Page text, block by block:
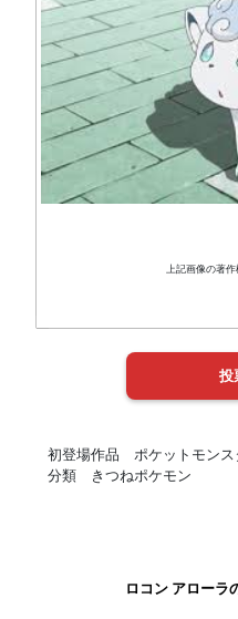
上記画像の著作
初登場作品 ポケットモンス
分類 きつねポケモン
ロコン アローラ